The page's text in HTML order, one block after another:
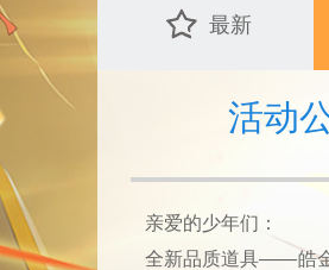
最新
活动
亲爱的少年们：
全新品质道具——皓金